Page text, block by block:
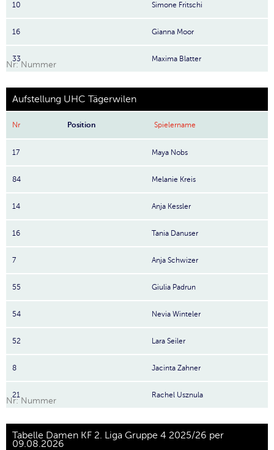
10 Simone Fritschi
16 Gianna Moor
33 Maxima Blatter
Nr: Nummer
Aufstellung UHC Tägerwilen
Nr Position Spielername
17 Maya Nobs
84 Melanie Kreis
14 Anja Kessler
16 Tania Danuser
7 Anja Schwizer
55 Giulia Padrun
54 Nevia Winteler
52 Lara Seiler
8 Jacinta Zahner
21 Rachel Usznula
Nr: Nummer
Tabelle Damen KF 2. Liga Gruppe 4 2025/26 per
09.08.2026